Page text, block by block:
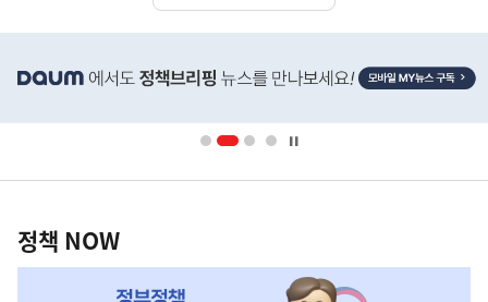
단
배
영
책
NOW,
정책 NOW